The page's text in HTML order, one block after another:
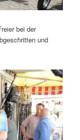
bei der
und